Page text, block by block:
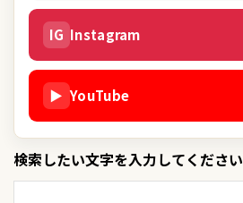
IG Instagram
▶ YouTube
検索したい文字を入力してください